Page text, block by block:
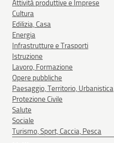
Attività produttive e Imprese
Cultura
Edilizia, Casa
Energia
Infrastrutture e Trasporti
Istruzione
Lavoro, Formazione
Opere pubbliche
Paesaggio, Territorio, Urbanistica
Protezione Civile
Salute
Sociale
Turismo, Sport, Caccia, Pesca